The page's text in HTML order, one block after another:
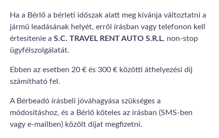
Ha a Bérlő a bérleti időszak alatt meg kívánja változtatni a
jármű leadásának helyét, erről írásban vagy telefonon kell
értesítenie a S.C. TRAVEL RENT AUTO S.R.L. non-stop
ügyfélszolgálatát.
Ebben az esetben 20 € és 300 € közötti áthelyezési díj
számítható fel.
A Bérbeadó írásbeli jóváhagyása szükséges a
módosításhoz, és a Bérlő köteles az írásban (SMS-ben
vagy e-mailben) közölt díjat megfizetni.